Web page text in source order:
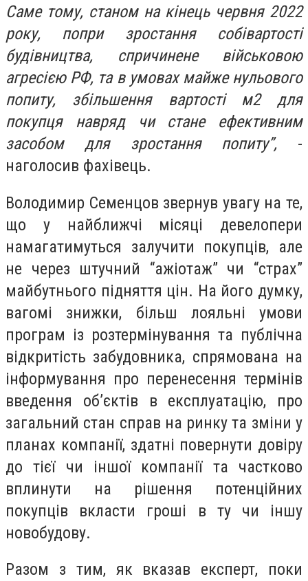
Саме тому, станом на кінець червня 2022
року, попри зростання собівартості
будівництва, спричинене військовою
агресією РФ, та в умовах майже нульового
попиту, збільшення вартості м2 для
покупця навряд чи стане ефективним
засобом для зростання попиту”, -
наголосив фахівець.
Володимир Семенцов звернув увагу на те,
що у найближчі місяці девелопери
намагатимуться залучити покупців, але
не через штучний “ажіотаж” чи “страх”
майбутнього підняття цін. На його думку,
вагомі знижки, більш лояльні умови
програм із розтермінування та публічна
відкритість забудовника, спрямована на
інформування про перенесення термінів
введення об’єктів в експлуатацію, про
загальний стан справ на ринку та зміни у
планах компанії, здатні повернути довіру
до тієї чи іншої компанії та частково
вплинути на рішення потенційних
покупців вкласти гроші в ту чи іншу
новобудову.
Разом з тим, як вказав експерт, поки